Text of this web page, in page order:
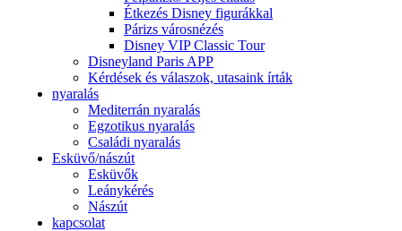
Étkezés Disney figurákkal
Párizs városnézés
Disney VIP Classic Tour
Disneyland Paris APP
Kérdések és válaszok, utasaink írták
nyaralás
Mediterrán nyaralás
Egzotikus nyaralás
Családi nyaralás
Esküvő/nászút
Esküvők
Leánykérés
Nászút
kapcsolat